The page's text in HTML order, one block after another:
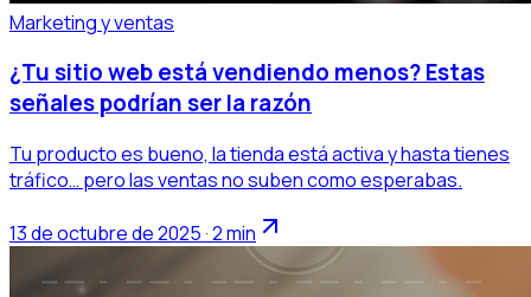
Marketing y ventas
¿Tu sitio web está vendiendo menos? Estas
señales podrían ser la razón
Tu producto es bueno, la tienda está activa y hasta tienes
tráfico… pero las ventas no suben como esperabas.
13 de octubre de 2025 · 2 min